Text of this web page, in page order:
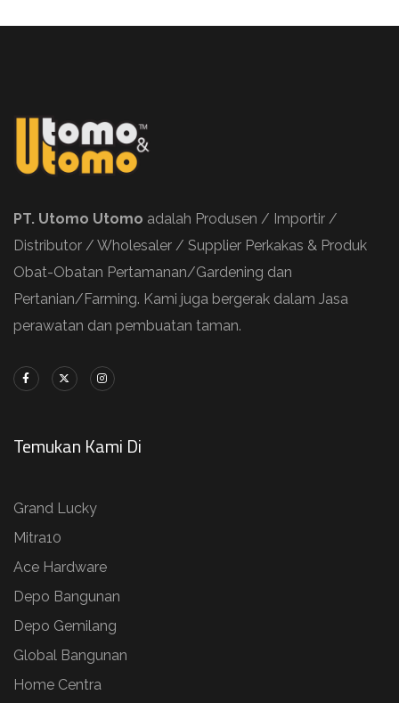
PT. Utomo Utomo adalah Produsen / Importir /
Distributor / Wholesaler / Supplier Perkakas & Produk
Obat-Obatan Pertamanan/Gardening dan
Pertanian/Farming. Kami juga bergerak dalam Jasa
perawatan dan pembuatan taman.
Temukan Kami Di
Grand Lucky
Mitra10
Ace Hardware
Depo Bangunan
Depo Gemilang
Global Bangunan
Home Centra